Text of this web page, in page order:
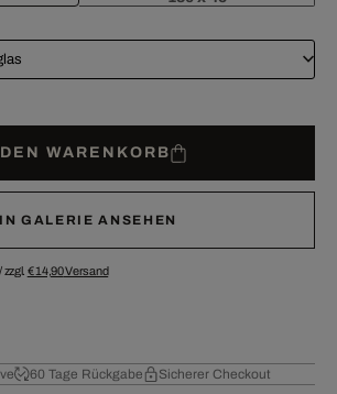
WARENKORB
IN GALERIE ANSEHEN
zzgl. € 14,90Versand
60 Tage Rückgabe Sicherer Checkout